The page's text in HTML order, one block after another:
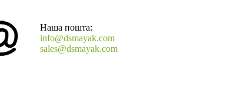
Наша пошта:
info@dsmayak.com
sales@dsmayak.com